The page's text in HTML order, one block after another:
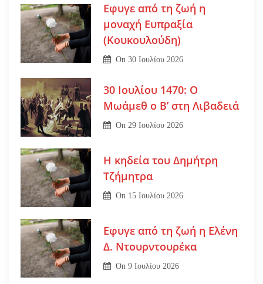
Εφυγε από τη ζωή η
μοναχή Ευπραξία
(Κουκουλούδη)
On30 Ιουλίου 2026
30 Ιουλίου 1470: Ο
Μωάμεθ ο Β’ στη Λιβαδειά
On29 Ιουλίου 2026
Η κηδεία του Δημήτρη
Τζήμητρα
On 15 Ιουλίου 2026
Εφυγε από τη ζωή η Ελένη
Δ. Ντουρντουρέκα
On9 Ιουλίου 2026